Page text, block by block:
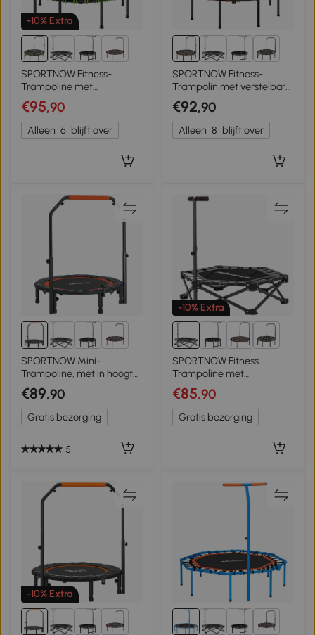
-10% Extra
8+
SPORTNOW Fitness-
Trampoline met
verstelbare handgreep,
Sporttrampoline voor
binnen en buiten, Staal,
Kunststof, Groen
€95,90
Alleen 6 blijft over
8+
SPORTNOW Fitness-
Trampolin met verstelbare
handgreep, Sport-
Trampolin voor binnen en
buiten, Staal, Kunststof,
Oranje
€92,90
Alleen 8 blijft over
SPORTNOW Mini-
Trampoline, met in hoogte
verstelbare handgreep,
LCD-monitor, Staal,
zwart+rood, Ø102 x 99-
123cm
€89,90
Gratis bezorging
5
-10% Extra
8+
SPORTNOW Fitness
Trampoline met
Verstelbare T-Greep,
Opvouwbaar, Inclusief
Draagtas, 120 kg
Draagvermogen, Staal,
€85,90
Gratis bezorging
-10% Extra